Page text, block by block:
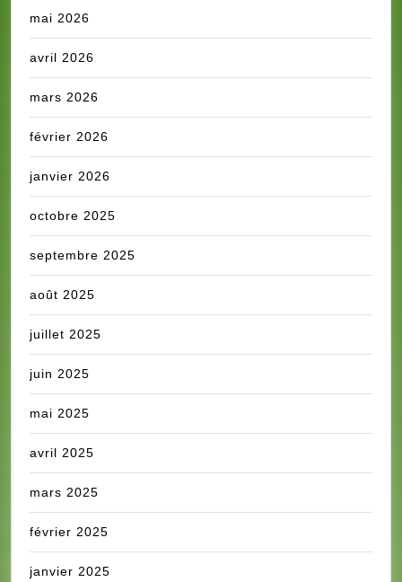
mai 2026
avril 2026
mars 2026
février 2026
janvier 2026
octobre 2025
septembre 2025
août 2025
juillet 2025
juin 2025
mai 2025
avril 2025
mars 2025
février 2025
janvier 2025